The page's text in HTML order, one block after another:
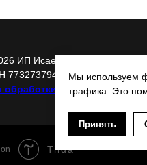
ИП Исаева
773273794979
обработки персональных
Мы используем
трафика. Это
Принять
Tilda